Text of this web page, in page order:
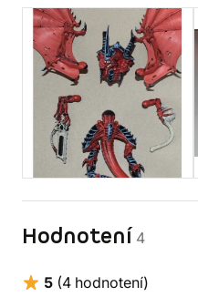
Hodnotení 4
5 (4 hodnotení)